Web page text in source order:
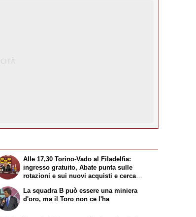
Alle 17,30 Torino-Vado al Filadelfia:
ingresso gratuito, Abate punta sulle
rotazioni e sui nuovi acquisti e cerca
La squadra B può essere una miniera
d'oro, ma il Toro non ce l'ha